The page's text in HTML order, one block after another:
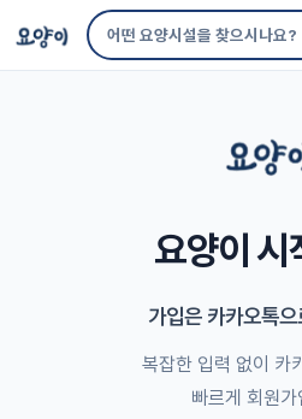
요양이 시
가입은 카카오톡으
복잡한 입력 없이 카
빠르게 회원가